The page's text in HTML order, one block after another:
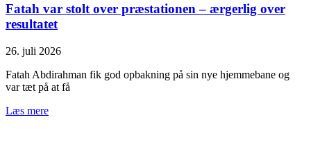
Fatah var stolt over præstationen – ærgerlig over
resultatet
26. juli 2026
Fatah Abdirahman fik god opbakning på sin nye hjemmebane og
var tæt på at få
Læs mere